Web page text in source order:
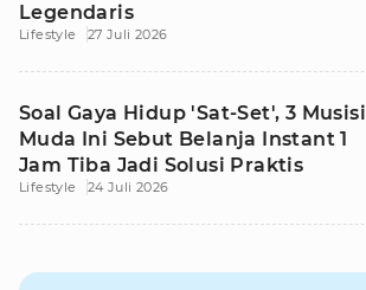
Legendaris
Lifestyle 27 Juli 2026
Soal Gaya Hidup 'Sat-Set', 3 Musisi
Muda Ini Sebut Belanja Instant 1
Jam Tiba Jadi Solusi Praktis
Lifestyle 24 Juli 2026